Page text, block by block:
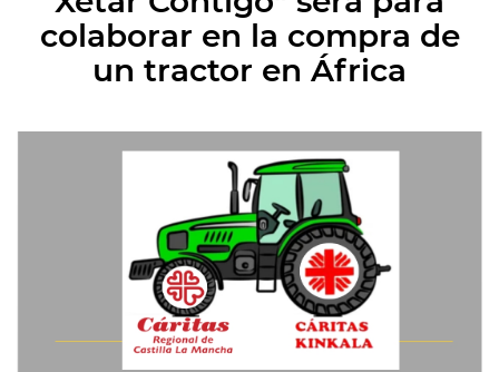
colaborar en la compra de
un tractor en África